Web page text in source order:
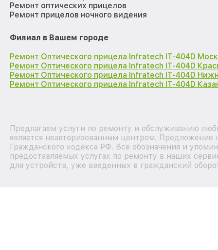
Ремонт оптических прицелов
Ремонт прицелов ночного видения
Филиал в Вашем городе
Ремонт Оптического прицела Infratech IT-404D
Ремонт Оптического прицела Infratech IT-404D
Ремонт Оптического прицела Infratech IT-404D
Ремонт Оптического прицела Infratech IT-404D
Предлагаем услуги по ремонту и обслуживанию
является неавторизованным центром.
Гражданского кодекса РФ. Все обозначения и
предоставляемых услугах по ремонту в наших
для устройств, уже введенных в гражданский